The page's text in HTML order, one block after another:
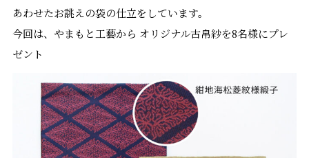
あわせたお誂えの袋の仕立をしています。
今回は、やまもと工藝から オリジナル古帛紗を8名様にプレ
ゼント